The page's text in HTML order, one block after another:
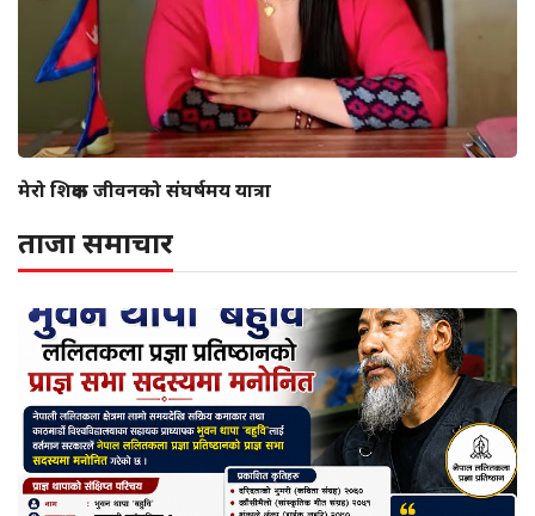
मेरो शिक्षक जीवनको संघर्षमय यात्रा
ताजा समाचार